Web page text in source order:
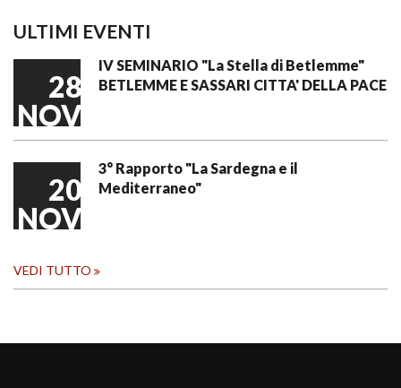
ULTIMI EVENTI
28
NOV
IV SEMINARIO "La Stella di Betlemme"
BETLEMME E SASSARI CITTA' DELLA PACE
20
NOV
3° Rapporto "La Sardegna e il
Mediterraneo"
VEDI TUTTO